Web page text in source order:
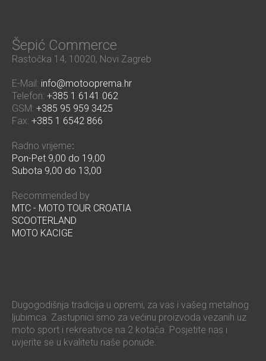
Šepić Commerce
Rastočka 14, 10020, Novi Zagreb
E-Mail: info@motooprema.hr
Telefon: +385 1 6141 062
GSM: +385 95 959 3425
Fax: +385 1 6542 866
Radno vrijeme:
Pon-Pet 9,00 do 19,00
Subota 9,00 do 13,00
Recommended by
MTC - MOTO TOUR CROATIA
SCOOTERLAND
MOTO KACIGE
Dugogodišnja tradicija u opremi, za vas i vašeg metalnog
ljubimca. Zastupnici smo za većinu proizvoda vezanih uz
moto sport i rekreativce na 2 kotača. Posjetite nas i
uvjerite se u kvalitetu naše ponude.